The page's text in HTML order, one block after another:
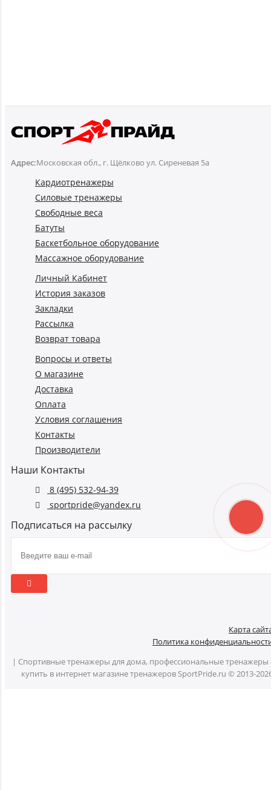
Адрес:Московская обл., г. Щёлково ул. Сиреневая 5а
Кардиотренажеры
Силовые тренажеры
Свободные веса
Батуты
Баскетбольное оборудование
Массажное оборудование
Личный Кабинет
История заказов
Закладки
Рассылка
Возврат товара
Вопросы и ответы
О магазине
Доставка
Оплата
Условия соглашения
Контакты
Производители
Наши Контакты
8 (495) 532-94-39
sportpride@yandex.ru
Подписаться на рассылку
Карта
Политика
| Спортивные тренажеры для дома, профессиональные тренажеры
купить в интернет магазине тренажеров SportPride.ru © 2013-